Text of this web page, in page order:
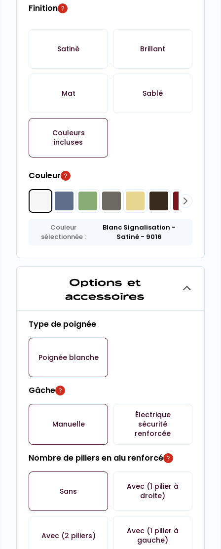
Finition
Satiné Brillant
Mat Sablé
Couleurs
incluses
Couleur
Couleur
sélectionnée :
Blanc Signalisation -
Satiné - 9016
Options et
accessoires
Type de poignée
Poignée blanche
Gâche
Manuelle
Électrique
sécurité
renforcée
Nombre de piliers en alu renforcé
Sans
Avec (1 pilier à
droite)
Avec (2 piliers)
Avec (1 pilier à
gauche)